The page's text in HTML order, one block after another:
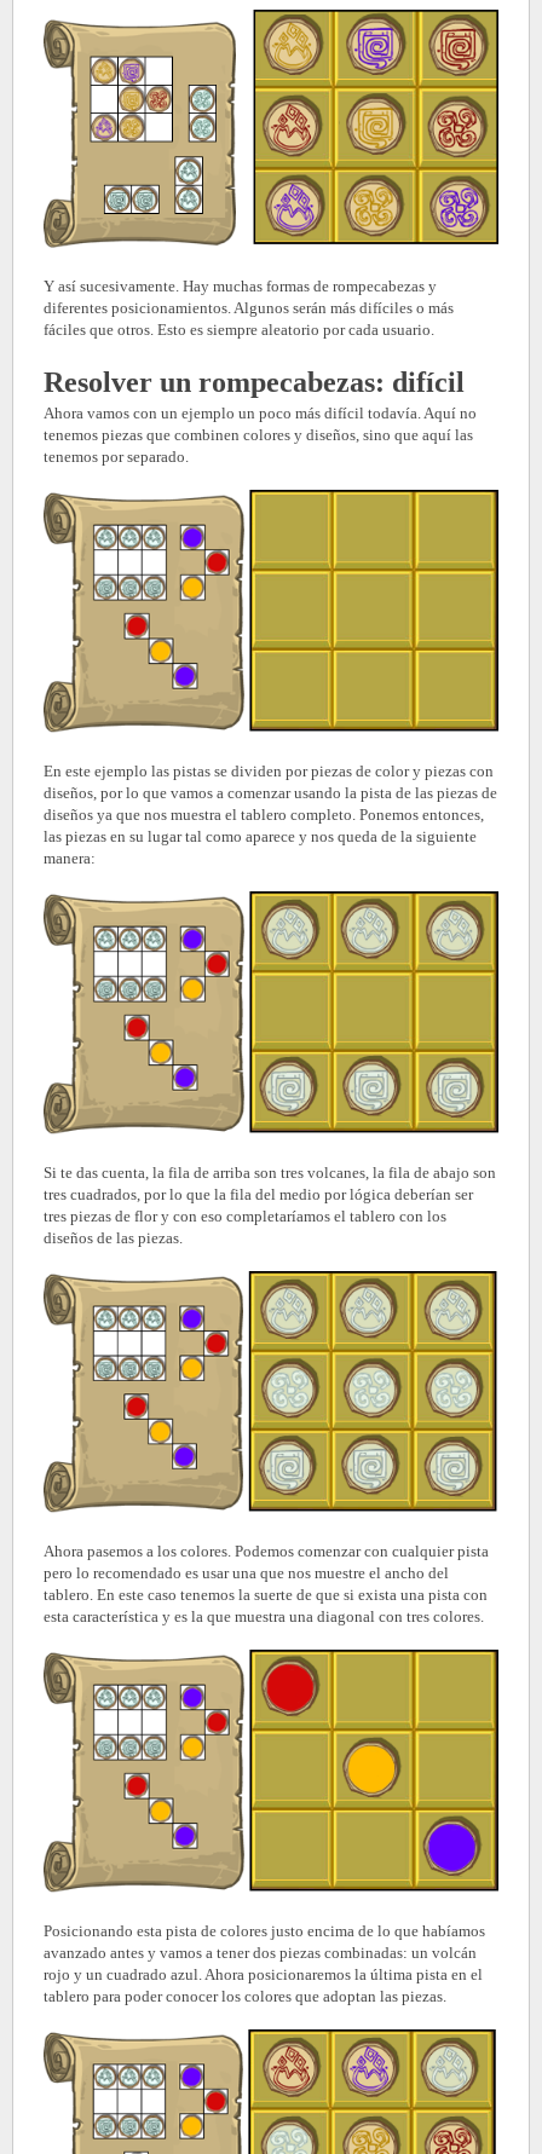
Y así sucesivamente. Hay muchas formas de rompecabezas y
diferentes posicionamientos. Algunos serán más difíciles o más
fáciles que otros. Esto es siempre aleatorio por cada usuario.
Resolver un rompecabezas: difícil
Ahora vamos con un ejemplo un poco más difícil todavía. Aquí no
tenemos piezas que combinen colores y diseños, sino que aquí las
tenemos por separado.
En este ejemplo las pistas se dividen por piezas de color y piezas con
diseños, por lo que vamos a comenzar usando la pista de las piezas de
diseños ya que nos muestra el tablero completo. Ponemos entonces,
las piezas en su lugar tal como aparece y nos queda de la siguiente
manera:
Si te das cuenta, la fila de arriba son tres volcanes, la fila de abajo son
tres cuadrados, por lo que la fila del medio por lógica deberían ser
tres piezas de flor y con eso completaríamos el tablero con los
diseños de las piezas.
Ahora pasemos a los colores. Podemos comenzar con cualquier pista
pero lo recomendado es usar una que nos muestre el ancho del
tablero. En este caso tenemos la suerte de que si exista una pista con
esta característica y es la que muestra una diagonal con tres colores.
Posicionando esta pista de colores justo encima de lo que habíamos
avanzado antes y vamos a tener dos piezas combinadas: un volcán
rojo y un cuadrado azul. Ahora posicionaremos la última pista en el
tablero para poder conocer los colores que adoptan las piezas.